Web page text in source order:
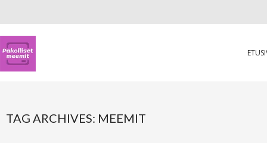
TAG ARCHIVES: MEEMIT